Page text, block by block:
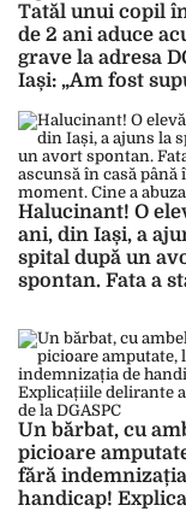
Tatăl unui copil
de 2 ani aduce
grave la adresa
Iași: „Am fost
de acord cu
copilului”
Halucinant! O
ani, din Iași, a
spital după un
spontan. Fata a
ultimul moment.
abuzat-o?
Un bărbat, cu
picioare
fără
handicap!